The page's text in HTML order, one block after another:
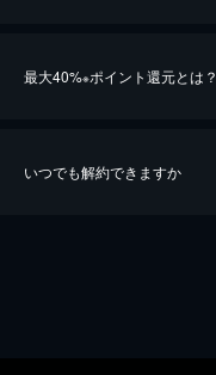
最大40%※ポイント還元とは？
いつでも解約できますか